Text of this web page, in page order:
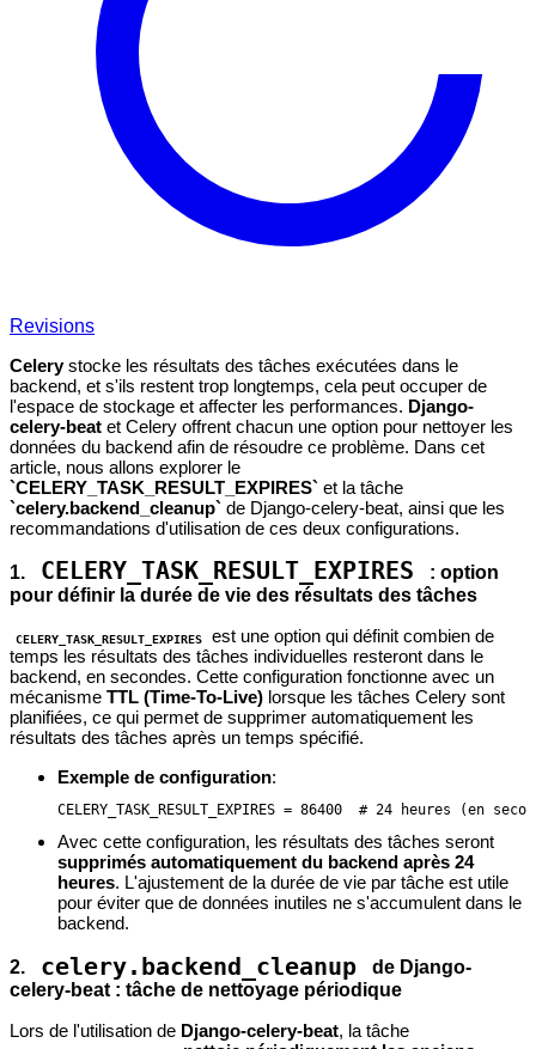
Revisions
Celerystocke les résultats des tâches exécutées dans le
backend, et s'ils restent trop longtemps, cela peut occuper de
l'espace de stockage et affecter les performances. Django-
celery-beat et Celery offrent chacun une option pour nettoyer les
données du backend afin de résoudre ce problème. Dans cet
article, nous allons explorer le
`CELERY_TASK_RESULT_EXPIRES` et la tâche
`celery.backend_cleanup` de Django-celery-beat, ainsi que les
recommandations d'utilisation de ces deux configurations.
1. CELERY_TASK_RESULT_EXPIRES
: option
pour définir la durée de vie des résultats des tâches
CELERY_TASK_RESULT_EXPIRES
est une option qui définit combien de
temps les résultats des tâches individuelles resteront dans le
backend, en secondes. Cette configuration fonctionne avec un
mécanisme TTL (Time-To-Live) lorsque les tâches Celery sont
planifiées, ce qui permet de supprimer automatiquement les
résultats des tâches après un temps spécifié.
Exemple de configuration:
CELERY_TASK_RESULT_EXPIRES = 86400  # 24 heures (en
Avec cette configuration, les résultats des tâches seront
supprimés automatiquement du backend après 24
heures. L'ajustement de la durée de vie par tâche est utile
pour éviter que de données inutiles ne s'accumulent dans le
backend.
2. celery.backend_cleanup
de Django-
celery-beat : tâche de nettoyage périodique
Lors de l'utilisation de Django-celery-beat, la tâche